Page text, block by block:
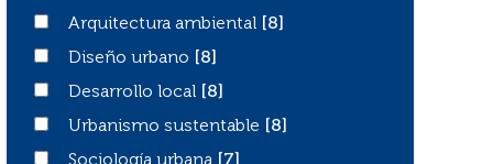
Arquitectura ambiental
Arquitectura ambiental
[8]
Diseño urbano
Diseño urbano
[8]
Desarrollo local
Desarrollo local
[8]
Urbanismo sustentable
Urbanismo sustentable
[8]